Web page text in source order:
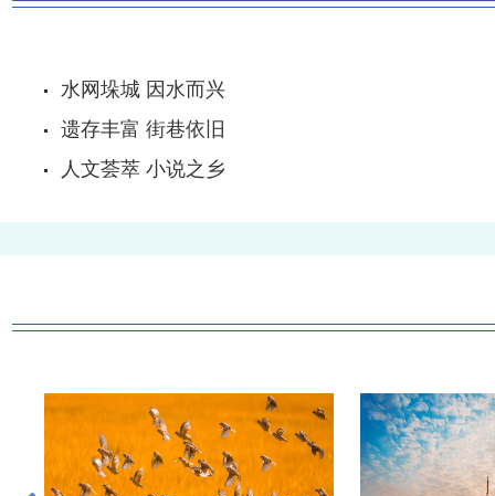
水网垛城 因水而兴
遗存丰富 街巷依旧
人文荟萃 小说之乡